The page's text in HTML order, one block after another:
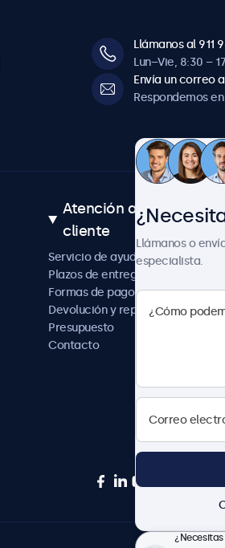
Llámanos al 911
Lun–Vie, 8:30 –
Envía un correo
Respondemos
Atención al
cliente
Servicio de ayuda
Plazos de entrega
Formas de pago
Devolución y reparación
Presupuesto
Contacto
Llámanos o
especialista.